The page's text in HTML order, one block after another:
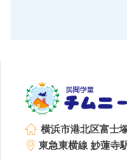
横浜市港北区富士
東急東横線 妙蓮寺